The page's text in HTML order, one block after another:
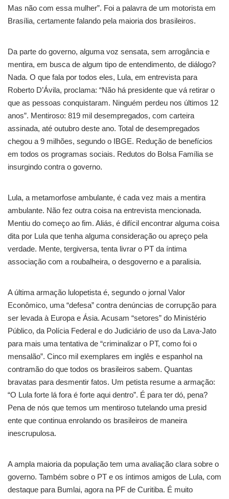
Mas não com essa mulher”. Foi a palavra de um motorista em
Brasília, certamente falando pela maioria dos brasileiros.
Da parte do governo, alguma voz sensata, sem arrogância e
mentira, em busca de algum tipo de entendimento, de diálogo?
Nada. O que fala por todos eles, Lula, em entrevista para
Roberto D’Ávila, proclama: “Não há presidente que vá retirar o
que as pessoas conquistaram. Ninguém perdeu nos últimos 12
anos”. Mentiroso: 819 mil desempregados, com carteira
assinada, até outubro deste ano. Total de desempregados
chegou a 9 milhões, segundo o IBGE. Redução de benefícios
em todos os programas sociais. Redutos do Bolsa Família se
insurgindo contra o governo.
Lula, a metamorfose ambulante, é cada vez mais a mentira
ambulante. Não fez outra coisa na entrevista mencionada.
Mentiu do começo ao fim. Aliás, é difícil encontrar alguma coisa
dita por Lula que tenha alguma consideração ou apreço pela
verdade. Mente, tergiversa, tenta livrar o PT da íntima
associação com a roubalheira, o desgoverno e a paralisia.
A última armação lulopetista é, segundo o jornal Valor
Econômico, uma “defesa” contra denúncias de corrupção para
ser levada à Europa e Ásia. Acusam “setores” do Ministério
Público, da Polícia Federal e do Judiciário de uso da Lava-Jato
para mais uma tentativa de “criminalizar o PT, como foi o
mensalão”. Cinco mil exemplares em inglês e espanhol na
contramão do que todos os brasileiros sabem. Quantas
bravatas para desmentir fatos. Um petista resume a armação:
“O Lula forte lá fora é forte aqui dentro”. É para ter dó, pena?
Pena de nós que temos um mentiroso tutelando uma presid
ente que continua enrolando os brasileiros de maneira
inescrupulosa.
A ampla maioria da população tem uma avaliação clara sobre o
governo. Também sobre o PT e os íntimos amigos de Lula, com
destaque para Bumlai, agora na PF de Curitiba. É muito